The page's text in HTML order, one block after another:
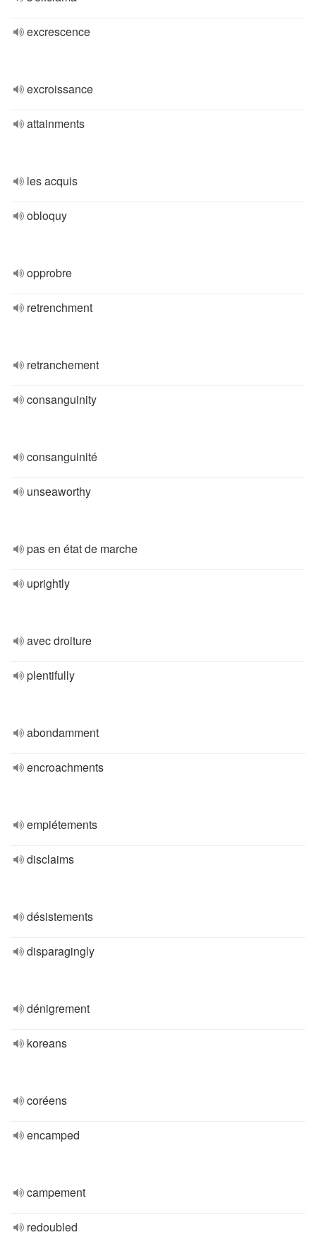
excrescence
excroissance
attainments
les acquis
obloquy
opprobre
retrenchment
retranchement
consanguinity
consanguinité
unseaworthy
pas en état de marche
uprightly
avec droiture
plentifully
abondamment
encroachments
empiétements
disclaims
désistements
disparagingly
dénigrement
koreans
coréens
encamped
campement
redoubled